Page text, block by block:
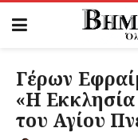
Γέρων
«Η Εκκλησία
του Αγίου